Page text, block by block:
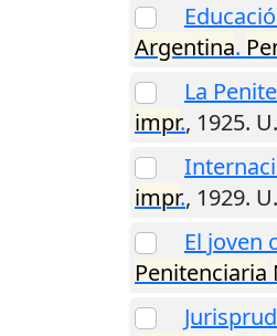
Argentina.
La
impr., 1925.
impr., 1929.
El joven
Penitenciaria